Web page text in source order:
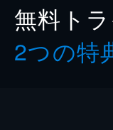
無料ト
2つの特